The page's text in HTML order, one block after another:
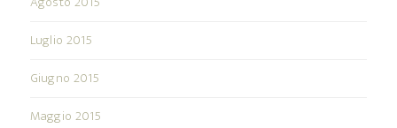
Luglio 2015
Giugno 2015
Maggio 2015